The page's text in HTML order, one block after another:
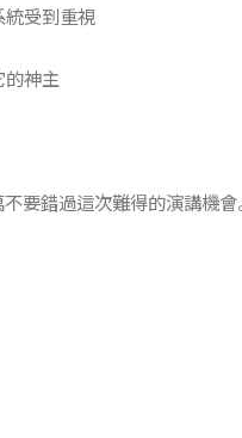
統受到重視
的神主
要錯過這次難得的演講機會